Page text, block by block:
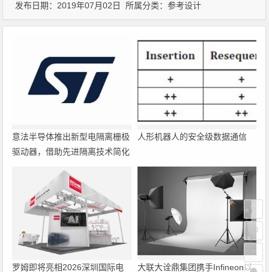
发布日期：2019年07月02日 所属分类：参考设计
意法半导体推出新型电隔离栅极
驱动器，借助先进隔离技术简化
人形机器人的安全级数据通信
罗姆即将亮相2026深圳国际电 大联大诠鼎集团携手Infineon以